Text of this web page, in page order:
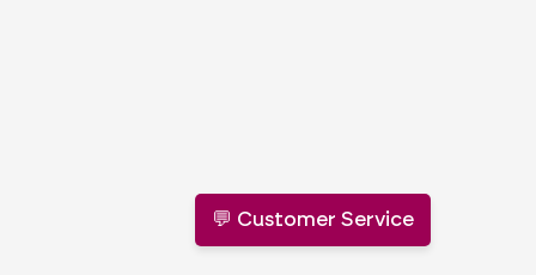
💬 Customer Service